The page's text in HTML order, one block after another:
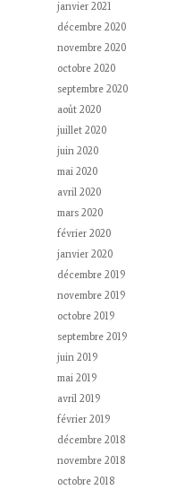
janvier 2021
décembre 2020
novembre 2020
octobre 2020
septembre 2020
août 2020
juillet 2020
juin 2020
mai 2020
avril 2020
mars 2020
février 2020
janvier 2020
décembre 2019
novembre 2019
octobre 2019
septembre 2019
juin 2019
mai 2019
avril 2019
février 2019
décembre 2018
novembre 2018
octobre 2018